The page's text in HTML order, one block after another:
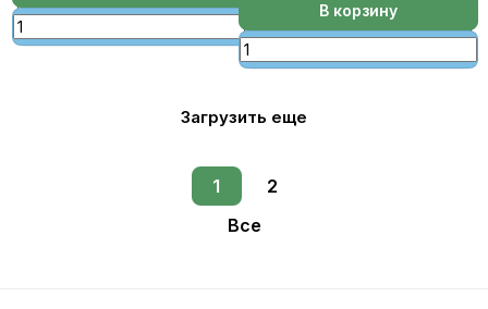
В корзину
Загрузить еще
1
2
Все